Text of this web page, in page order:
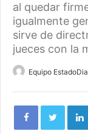
al quedar
igualmente
sirve de
jueces con la
Equipo